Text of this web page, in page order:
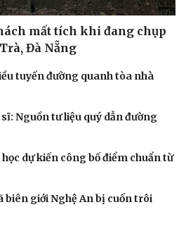
mất tích khi đang chụp
Đà Nẵng
tuyến đường quanh tòa nhà
Nguồn tư liệu quý dẫn đường
dự kiến công bố điểm chuẩn từ
biên giới Nghệ An bị cuốn trôi